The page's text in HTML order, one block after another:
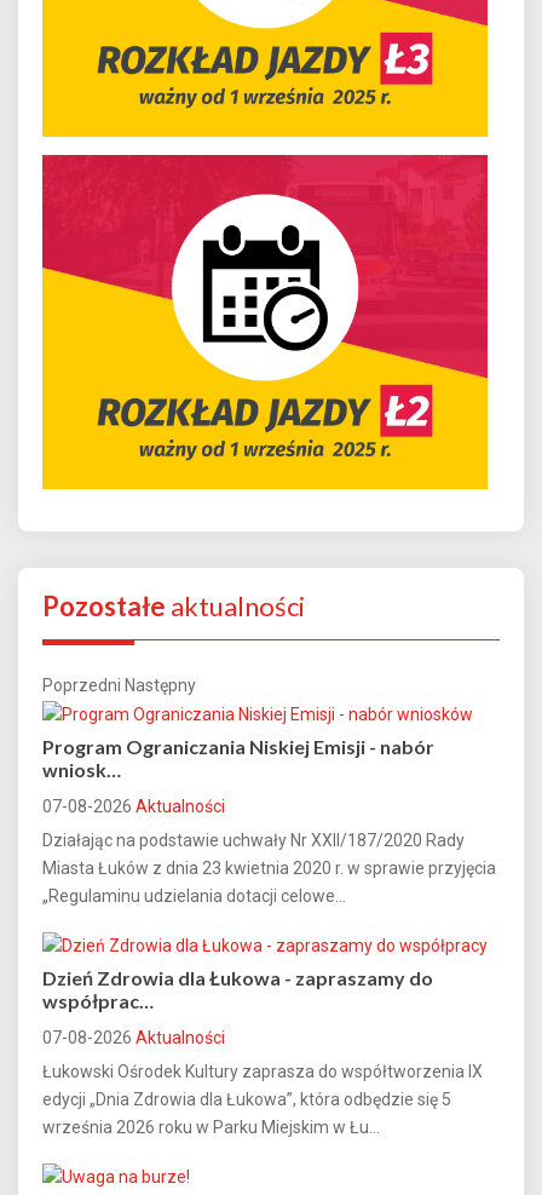
Pozostałe aktualności
Poprzedni Następny
Program Ograniczania Niskiej Emisji - nabór
wniosk…
07-08-2026 Aktualności
Działając na podstawie uchwały Nr XXII/187/2020 Rady
Miasta Łuków z dnia 23 kwietnia 2020 r. w sprawie przyjęcia
„Regulaminu udzielania dotacji celowe...
Dzień Zdrowia dla Łukowa - zapraszamy do
współprac…
07-08-2026 Aktualności
Łukowski Ośrodek Kultury zaprasza do współtworzenia IX
edycji „Dnia Zdrowia dla Łukowa”, która odbędzie się 5
września 2026 roku w Parku Miejskim w Łu...